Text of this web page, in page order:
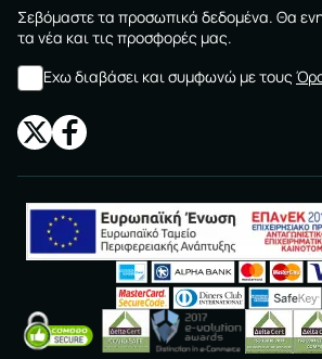
Σεβόμαστε τα προσωπικά δεδομένα. Θα
τα νέα και τις προσφορές μας.
Εχω διαβάσει και συμφωνώ με τους